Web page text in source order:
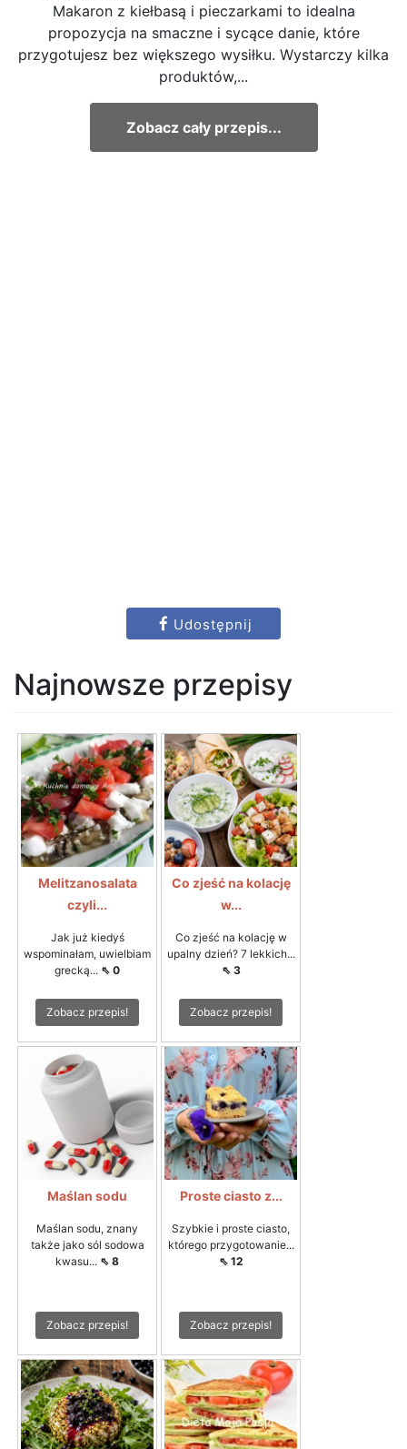
Makaron z kiełbasą i pieczarkami to idealna
propozycja na smaczne i sycące danie, które
przygotujesz bez większego wysiłku. Wystarczy kilka
produktów,...
Zobacz cały przepis...
Udostępnij
Najnowsze przepisy
Melitzanosalata
czyli...
Jak już kiedyś
wspominałam, uwielbiam
grecką... ⇖ 0
Zobacz przepis!
Co zjeść na kolację
w...
Co zjeść na kolację w
upalny dzień? 7 lekkich...
⇖ 3
Zobacz przepis!
Maślan sodu
Maślan sodu, znany
także jako sól sodowa
kwasu... ⇖ 8
Zobacz przepis!
Proste ciasto z...
Szybkie i proste ciasto,
którego przygotowanie...
⇖ 12
Zobacz przepis!